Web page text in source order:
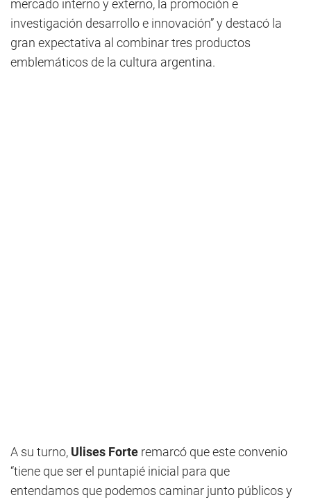
mercado interno y externo, la promoción e
investigación desarrollo e innovación” y destacó la
gran expectativa al combinar tres productos
emblemáticos de la cultura argentina.
A su turno, Ulises Forte remarcó que este convenio
“tiene que ser el puntapié inicial para que
entendamos que podemos caminar junto públicos y